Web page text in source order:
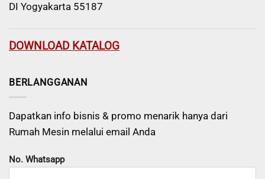
DI Yogyakarta 55187
DOWNLOAD KATALOG
BERLANGGANAN
Dapatkan info bisnis & promo menarik hanya dari
Rumah Mesin melalui email Anda
No. Whatsapp